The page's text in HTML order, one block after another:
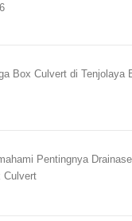
Box Culvert di Tenjolaya
Pentingnya
Culvert